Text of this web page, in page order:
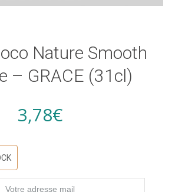
Nature Smooth
– GRACE (31cl)
3,78€